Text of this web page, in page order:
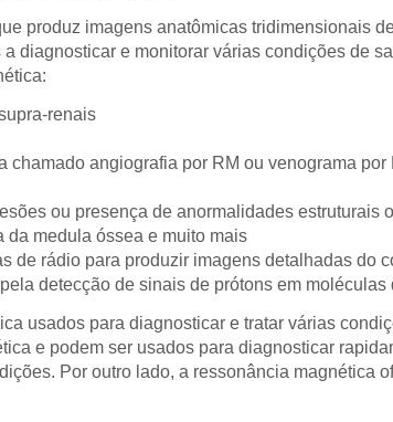
produz imagens anatômicas tridimensionais
diagnosticar e monitorar várias condições de
renais
angiografia por RM ou venograma por
ou presença de anormalidades estruturais
da medula óssea e muito mais
rádio para produzir imagens detalhadas do
detecção de sinais de prótons em
usados para diagnosticar e tratar várias
e podem ser usados para diagnosticar
Por outro lado, a ressonância magnética